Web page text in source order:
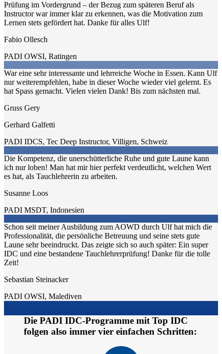
Prüfung im Vordergrund – der Bezug zum späteren Beruf als
Instructor war immer klar zu erkennen, was die Motivation zum
Lernen stets gefördert hat. Danke für alles Ulf!
Fabio Ollesch
PADI OWSI, Ratingen
War eine sehr interessante und lehrreiche Woche in Essen. Kann Ulf
nur weiterempfehlen, habe in dieser Woche wieder viel gelernt. Es
hat Spass gemacht. Vielen vielen Dank! Bis zum nächsten mal.
Gruss Gery
Gerhard Galfetti
PADI IDCS, Tec Deep Instructor, Villigen, Schweiz
Die Kompetenz, die unerschütterliche Ruhe und gute Laune kann
ich nur loben! Man hat mir hier perfekt verdeutlicht, welchen Wert
es hat, als Tauchlehrerin zu arbeiten.
Susanne Loos
PADI MSDT, Indonesien
Schon seit meiner Ausbildung zum AOWD durch Ulf hat mich die
Professionalität, die persönliche Betreuung und seine stets gute
Laune sehr beeindruckt. Das zeigte sich so auch später: Ein super
IDC und eine bestandene Tauchlehrerprüfung! Danke für die tolle
Zeit!
Sebastian Steinacker
PADI OWSI, Malediven
Die PADI IDC-Programme mit Top IDC
folgen also immer vier einfachen Schritten: